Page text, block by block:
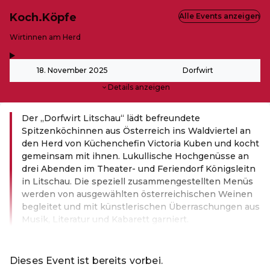
Koch.Köpfe
-
Wirtinnen am Herd
18. November 2025 Dorfwirt
Details anzeigen
Alle Events anzeigen
Der „Dorfwirt Litschau“ lädt befreundete
Spitzenköchinnen aus Österreich ins Waldviertel an
den Herd von Küchenchefin Victoria Kuben und kocht
gemeinsam mit ihnen. Lukullische Hochgenüsse an
drei Abenden im Theater- und Feriendorf Königsleitn
in Litschau. Die speziell zusammengestellten Menüs
werden von ausgewählten österreichischen Weinen
begleitet und mit künstlerischen Überraschungen aus
Musik, Literatur und Kabarett garniert.
Dieses Event ist bereits vorbei.